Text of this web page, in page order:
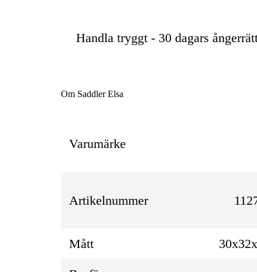
Handla tryggt - 30 dagars
Om Saddler Elsa
Varumärke
Artikelnummer
Mått